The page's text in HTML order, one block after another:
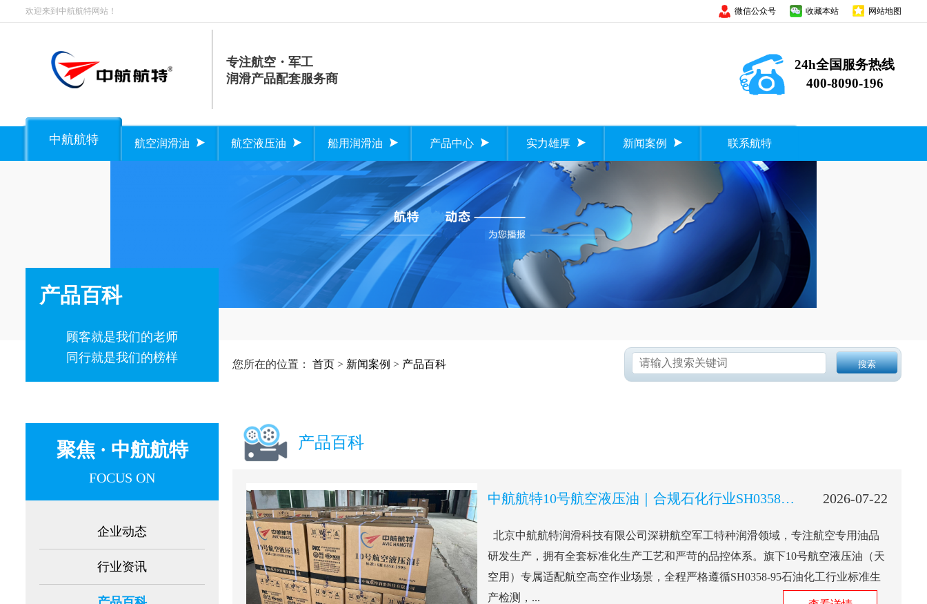
欢迎来到中航航特网站！ 微信公众号 收藏本站 网站地图
专注航空・军工
润滑产品配套服务商
24h全国服务热线
400-8090-196
中航航特 航空润滑油 航空液压油 船用润滑油 产品中心 实力雄厚 新闻案例 联系航特
产品百科
顾客就是我们的老师
同行就是我们的榜样
您所在的位置： 首页 > 新闻案例 > 产品百科 搜索
聚焦 · 中航航特
FOCUS ON
企业动态
行业资讯
产品百科
中航航特10号航空液压油｜合规石化行业SH0358-95标准，航空天空专用靠谱油品 2026-07-22
北京中航航特润滑科技有限公司深耕航空军工特种润滑领域，专注航空专用油品
研发生产，拥有全套标准化生产工艺和严苛的品控体系。旗下10号航空液压油（天
空用）专属适配航空高空作业场景，全程严格遵循SH0358-95石油化工行业标准生
产检测，...